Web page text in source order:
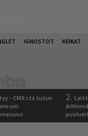
IGNOSTOT KEIKAT
– CMX:stä tutun
om
2.